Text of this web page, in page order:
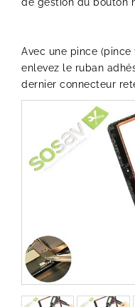
Avec une pince
enlevez le ruban
dernier connecteur